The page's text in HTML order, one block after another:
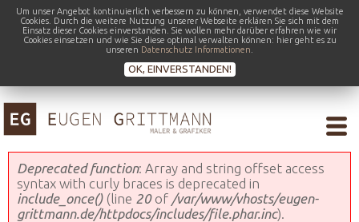
Um unser Angebot kontinuierlich verbessern zu können, verwendet diese Website
Cookies. Durch die weitere Nutzung unserer Webseite erklären Sie sich mit dem
Einsatz dieser Cookies einverstanden. Sie wollen mehr darüber erfahren wie wir
Cookies einsetzen und wie Sie diese optimal verwalten können: hier geht es zu
unseren Datenschutz Informationen
OK, EINVERSTANDEN!
Fehlermeldung
Deprecated function: Array and string offset access
syntax with curly braces is deprecated in
include_once()(line 20of /var/www/vhosts/eugen-
grittmann.de/httpdocs/includes/file.phar.inc).